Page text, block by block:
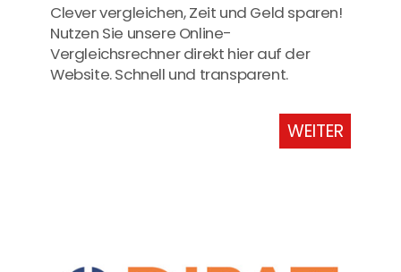
Clever vergleichen, Zeit und Geld sparen!
Nutzen Sie unsere Online-
Vergleichsrechner direkt hier auf der
Website. Schnell und transparent.
WEITER